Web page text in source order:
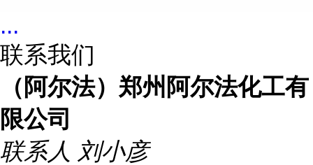
...
联系我们
（阿尔法）郑州阿尔法化工有
限公司
联系人 刘小彦